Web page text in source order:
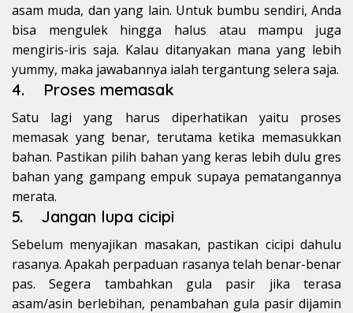
asam muda, dan yang lain. Untuk bumbu sendiri, Anda
bisa mengulek hingga halus atau mampu juga
mengiris-iris saja. Kalau ditanyakan mana yang lebih
yummy, maka jawabannya ialah tergantung selera saja.
4. Proses memasak
Satu lagi yang harus diperhatikan yaitu proses
memasak yang benar, terutama ketika memasukkan
bahan. Pastikan pilih bahan yang keras lebih dulu gres
bahan yang gampang empuk supaya pematangannya
merata.
5. Jangan lupa cicipi
Sebelum menyajikan masakan, pastikan cicipi dahulu
rasanya. Apakah perpaduan rasanya telah benar-benar
pas. Segera tambahkan gula pasir jika terasa
asam/asin berlebihan, penambahan gula pasir dijamin